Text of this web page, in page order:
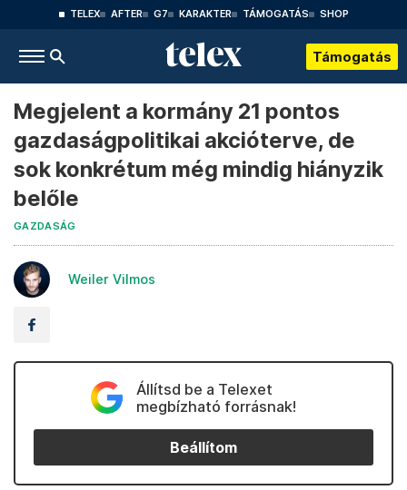
TELEX AFTER G7 KARAKTER TÁMOGATÁS SHOP
Támogatás
Megjelent a kormány 21 pontos
gazdaságpolitikai akcióterve, de
sok konkrétum még mindig hiányzik
belőle
GAZDASÁG
Weiler Vilmos
Állítsd be a Telexet
megbízható forrásnak!
Beállítom